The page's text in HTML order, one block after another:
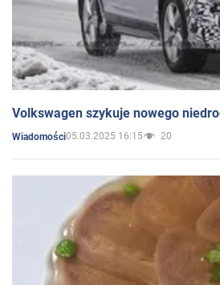
Volkswagen szykuje nowego
Wiadomości05.03.2025 16:15 20